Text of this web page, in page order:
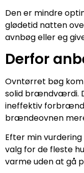
Den er mindre
glødetid natten
avnbøg eller eg
Derfor
Ovntørret bøg
solid brændværdi.
ineffektiv
brændeovnen
Efter min
valg for de fleste
varme uden at gå